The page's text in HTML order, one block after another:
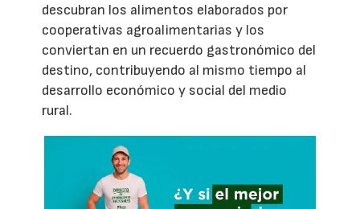
descubran los alimentos elaborados por
cooperativas agroalimentarias y los
conviertan en un recuerdo gastronómico del
destino, contribuyendo al mismo tiempo al
desarrollo económico y social del medio
rural.